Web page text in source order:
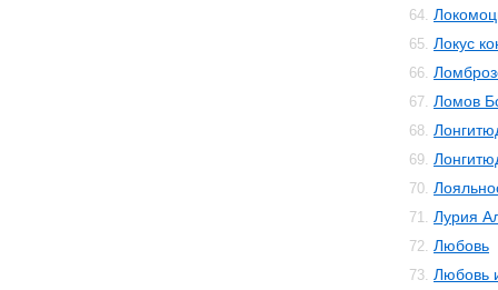
64.
65. Локус
66.
67. Ломов
68.
69.
70.
71. Лурия
72. Любовь
73. Любовь